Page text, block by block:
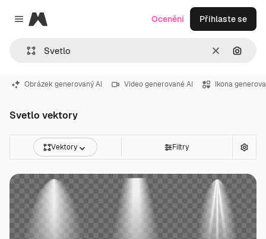
Close menu
Magnific
ZrušitHledat
Ocenění Přihlaste se
Obrázek generovaný AI Video generované AI Ikona
Svetlo vektory
Vektory Filtry